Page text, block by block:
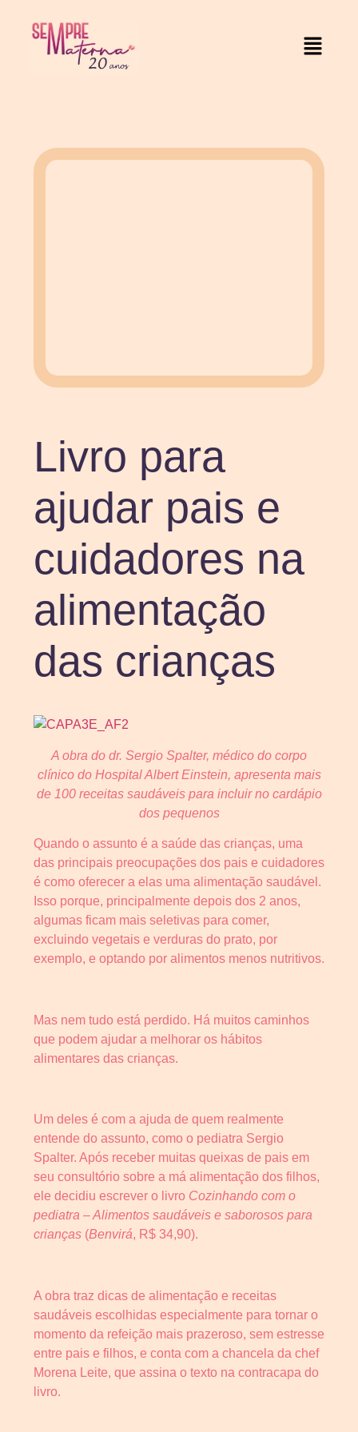
Livro para
ajudar pais e
cuidadores na
alimentação
das crianças
A obra do dr. Sergio Spalter, médico do corpo
clínico do Hospital Albert Einstein, apresenta mais
de 100 receitas saudáveis para incluir no cardápio
dos pequenos
Quando o assunto é a saúde das crianças, uma
das principais preocupações dos pais e cuidadores
é como oferecer a elas uma alimentação saudável.
Isso porque, principalmente depois dos 2 anos,
algumas ficam mais seletivas para comer,
excluindo vegetais e verduras do prato, por
exemplo, e optando por alimentos menos nutritivos.
Mas nem tudo está perdido. Há muitos caminhos
que podem ajudar a melhorar os hábitos
alimentares das crianças.
Um deles é com a ajuda de quem realmente
entende do assunto, como o pediatra Sergio
Spalter. Após receber muitas queixas de pais em
seu consultório sobre a má alimentação dos filhos,
ele decidiu escrever o livro Cozinhando com o
pediatra – Alimentos saudáveis e saborosos para
crianças (Benvirá, R$ 34,90).
A obra traz dicas de alimentação e receitas
saudáveis escolhidas especialmente para tornar o
momento da refeição mais prazeroso, sem estresse
entre pais e filhos, e conta com a chancela da chef
Morena Leite, que assina o texto na contracapa do
livro.